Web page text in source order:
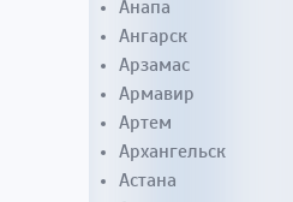
Анапа
Ангарск
Арзамас
Армавир
Артем
Архангельск
Астана